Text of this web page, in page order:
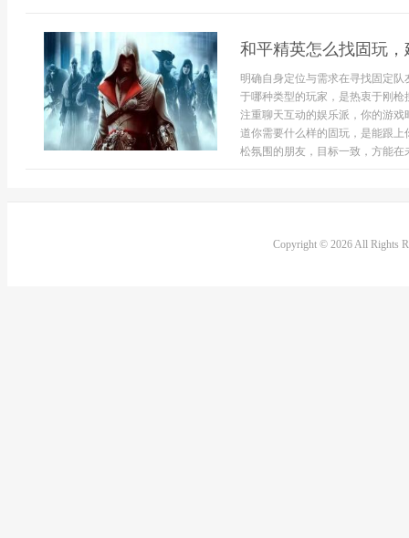
和平精英怎么找固玩
明确自身定位与需求在寻找固定
于哪种类型的玩家，是热衷于刚
注重聊天互动的娱乐派，你的游
道你需要什么样的固玩，是能跟
松氛围的朋友，目标一致，方能
Copyright © 2026 All Rights